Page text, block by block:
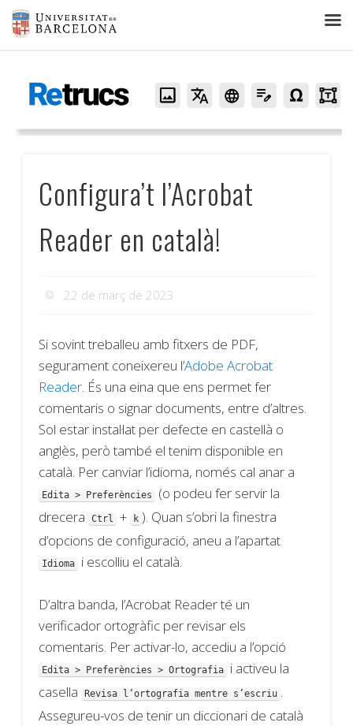
Retrucs
Configura’t l’Acrobat
Reader en català!
22 de març de 2023
Si sovint treballeu amb fitxers de PDF,
segurament coneixereu l’Adobe Acrobat
Reader. És una eina que ens permet fer
comentaris o signar documents, entre d’altres.
Sol estar instal·lat per defecte en castellà o
anglès, però també el tenim disponible en
català. Per canviar l’idioma, només cal anar a
Edita > Preferències
(o podeu fer servir la
drecera
Ctrl + k ). Quan s’obri la finestra
d’opcions de configuració, aneu a l’apartat
Idioma i escolliu el català.
D’altra banda, l’Acrobat Reader té un
verificador ortogràfic per revisar els
comentaris. Per activar-lo, accediu a l’opció
Edita > Preferències > Ortografia
i activeu la
casella
Revisa l’ortografia mentre s’escriu .
Assegureu-vos de tenir un diccionari de català